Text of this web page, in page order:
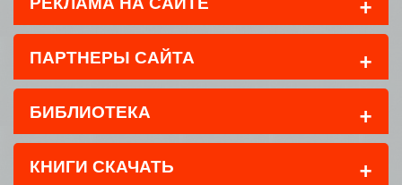
ПАРТНЕРЫ САЙТА +
БИБЛИОТЕКА +
КНИГИ СКАЧАТЬ +